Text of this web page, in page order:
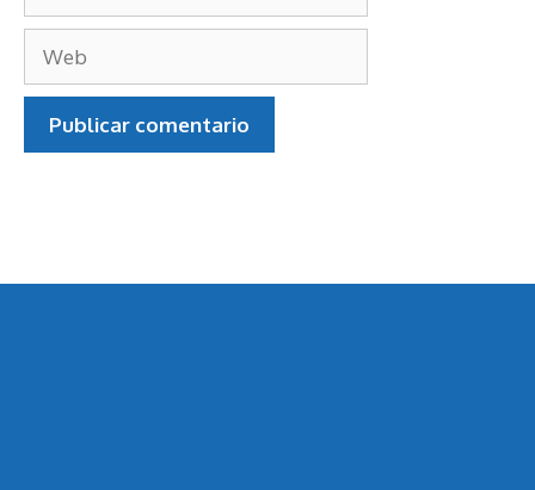
Correo
electrónico
Web